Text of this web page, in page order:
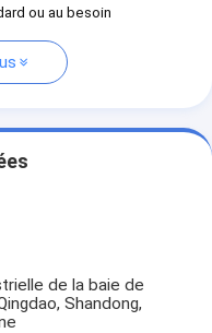
ou au besoin
de la baie de
Shandong,